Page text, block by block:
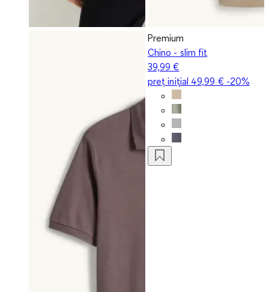
Premium
Chino - slim fit
39,99 €
preț inițial 49,99 €-20%